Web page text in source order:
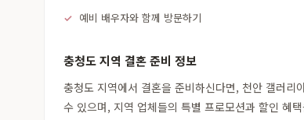
예비 배우자와 함께 방문하기
충청도 지역 결혼 준비 정보
충청도 지역에서 결혼을 준비하신다면, 천안 갤러
수 있으며, 지역 업체들의 특별 프로모션과 할인 혜